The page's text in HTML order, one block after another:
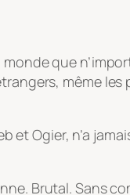
que
même les
et Ogier, n’a
Brutal. Sans